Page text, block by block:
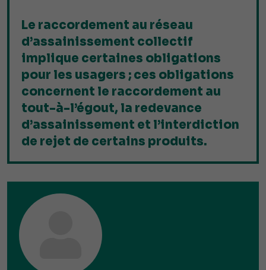
Le raccordement au réseau
d’assainissement collectif
implique certaines obligations
pour les usagers ; ces obligations
concernent le raccordement au
tout-à-l’égout, la redevance
d’assainissement et l’interdiction
de rejet de certains produits.